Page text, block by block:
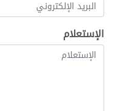
الإستعلام